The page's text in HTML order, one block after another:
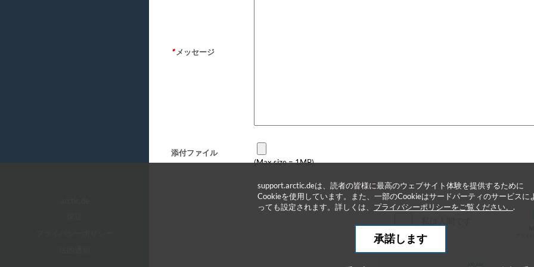
*メッセージ
添付ファイル
(Max size = 1MB)
* 必須項目
support.arctic.deは、読者の皆様に最高のウェブサイト体験を提供するために
Cookieを使用しています。また、一部のCookieはサードパーティのサービスに
っても設定されます。詳しくは、 プライバシーポリシーをご覧ください。 .
承諾します